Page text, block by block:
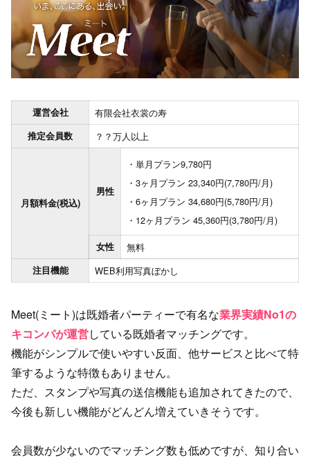
運営会社 有限会社衣裳の寿
推定会員数 ？？万人以上
月額料金(税込)
男性
単月プラン9,780円
3ヶ月プラン 23,340円(7,780円/月)
6ヶ月プラン 34,680円(5,780円/月)
12ヶ月プラン 45,360円(3,780円/月)
女性 無料
注目機能 WEB利用写真ぼかし
Meet(ミート)は既婚者パーティーで有名な業界実績No1の
キコンパが運営している既婚者マッチングです。
機能がシンプルで使いやすい反面、他サービスと比べて特
筆するような特徴もありません。
ただ、スタンプや写真の送信機能も追加されてきたので、
今後も新しい機能がどんどん増えていきそうです。
会員数が少ないのでマッチング数も低めですが、知り合い